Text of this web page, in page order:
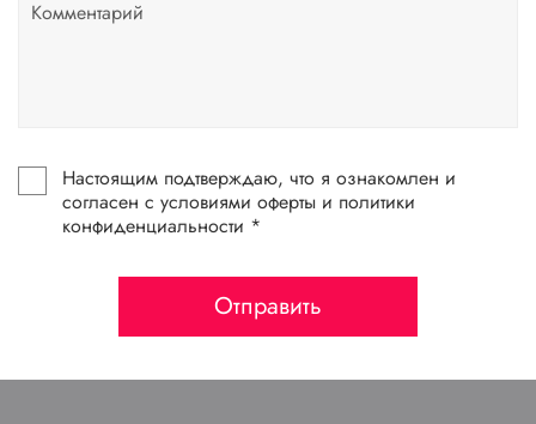
Настоящим подтверждаю, что я ознакомлен и
согласен с условиями оферты и политики
конфиденциальности *
Отправить